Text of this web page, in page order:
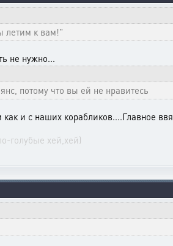
летим к вам!"
не нужно...
потому что вы ей не нравитесь
как и с наших корабликов....Главное
голубые хей,хей)